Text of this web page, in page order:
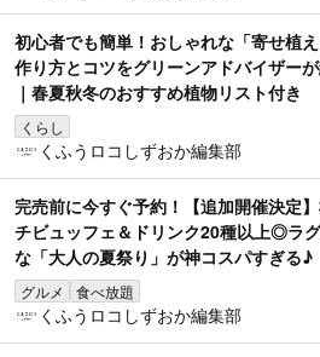
初心者でも簡単！おしゃれな「寄せ植
作り方とコツをグリーンアドバイザー
｜春夏秋冬のおすすめ植物リスト付き
くらし
くふうロコしずおか編集部
完売前に今すぐ予約！【追加開催決定
チビュッフェ＆ドリンク20種以上◎ラ
な「大人の夏祭り」が神コスパすぎる♪
グルメ 食べ放題
くふうロコしずおか編集部